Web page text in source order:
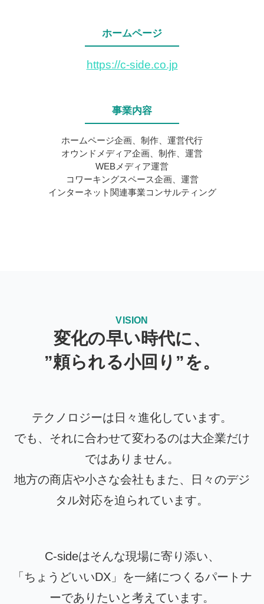
ホームページ
https://c-side.co.jp
事業内容
ホームページ企画、制作、運営代行
オウンドメディア企画、制作、運営
WEBメディア運営
コワーキングスペース企画、運営
インターネット関連事業コンサルティング
VISION
変化の早い時代に、
”頼られる小回り”を。
テクノロジーは日々進化しています。
でも、それに合わせて変わるのは大企業だけ
ではありません。
地方の商店や小さな会社もまた、日々のデジ
タル対応を迫られています。
C-sideはそんな現場に寄り添い、
「ちょうどいいDX」を一緒につくるパートナ
ーでありたいと考えています。